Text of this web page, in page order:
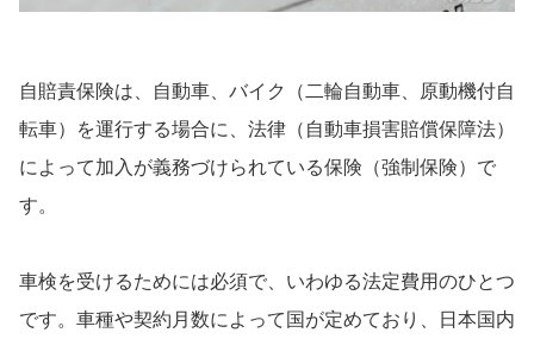
⾃賠責保険は、⾃動⾞、バイク（⼆輪⾃動⾞、原動機付⾃
転⾞）を運⾏する場合に、法律（⾃動⾞損害賠償保障法）
によって加⼊が義務づけられている保険（強制保険）で
す。
車検を受けるためには必須で、いわゆる法定費用のひとつ
です。車種や契約月数によって国が定めており、日本国内